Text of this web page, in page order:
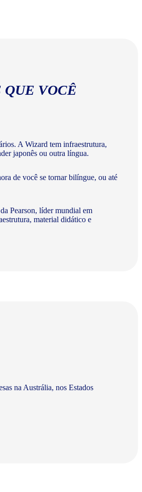
VOCÊ
A Wizard tem infraestrutura,
japonês ou outra língua.
de você se tornar bilíngue, ou até
Pearson, líder mundial em
material didático e
na Austrália, nos Estados